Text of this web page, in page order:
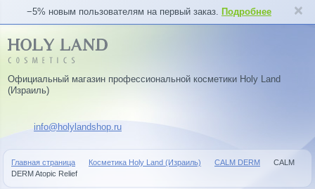
−5% новым пользователям на первый заказ. Подробнее
Официальный магазин профессиональной косметики Holy Land
(Израиль)
info@holylandshop.ru
Главная страница Косметика Holy Land (Израиль) CALM DERM
CALM
DERM Atopic Relief